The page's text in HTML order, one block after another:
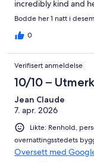
incredibly kind and
Bodde her 1 natt i
0
Verifisert anmeldelse
10/10 –
Jean Claude
7. apr. 2026
Likte: Renhold,
overnattingsstedets
Oversett med